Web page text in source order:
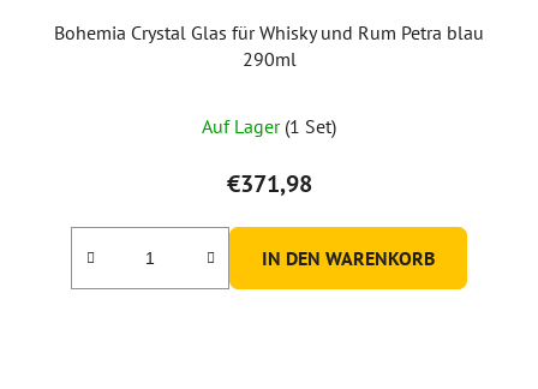
Bohemia Crystal Glas für Whisky und Rum Petra blau
290ml
Auf Lager (1 Set)
€371,98
IN DEN WARENKORB